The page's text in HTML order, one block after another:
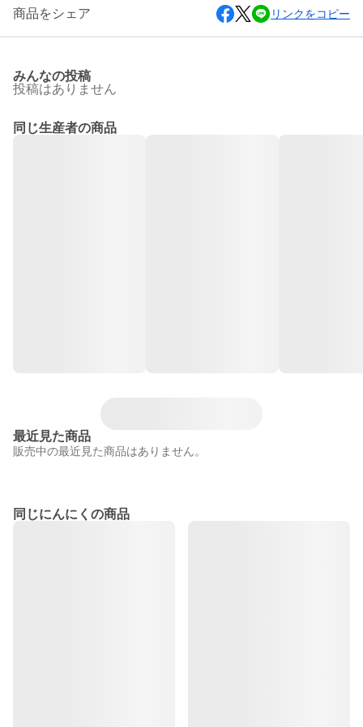
商品をシェア リンクをコピー
みんなの投稿
投稿はありません
同じ生産者の商品
最近見た商品
販売中の最近見た商品はありません。
同じにんにくの商品